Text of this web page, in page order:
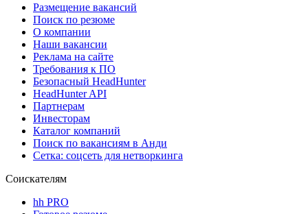
Размещение вакансий
Поиск по резюме
О компании
Наши вакансии
Реклама на сайте
Требования к ПО
Безопасный HeadHunter
HeadHunter API
Партнерам
Инвесторам
Каталог компаний
Поиск по вакансиям в Анди
Сетка: соцсеть для нетворкинга
Соискателям
hh PRO